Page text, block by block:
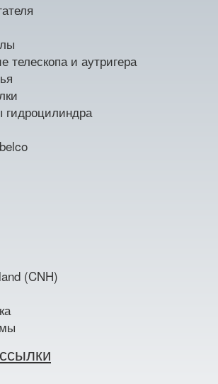
телескопа и аутригера
гидроцилиндра
(CNH)